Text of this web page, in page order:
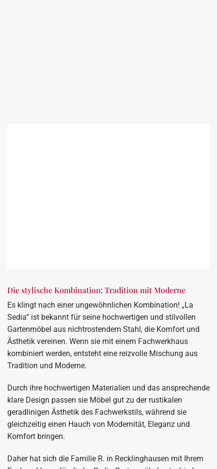
Die stylische Kombination: Tradition mit Moderne
Es klingt nach einer ungewöhnlichen Kombination! „La
Sedia“ ist bekannt für seine hochwertigen und stilvollen
Gartenmöbel aus nichtrostendem Stahl, die Komfort und
Ästhetik vereinen. Wenn sie mit einem Fachwerkhaus
kombiniert werden, entsteht eine reizvolle Mischung aus
Tradition und Moderne.
Durch ihre hochwertigen Materialien und das ansprechende
klare Design passen sie Möbel gut zu der rustikalen
geradlinigen Ästhetik des Fachwerkstils, während sie
gleichzeitig einen Hauch von Modernität, Eleganz und
Komfort bringen.
Daher hat sich die Familie R. in Recklinghausen mit Ihrem